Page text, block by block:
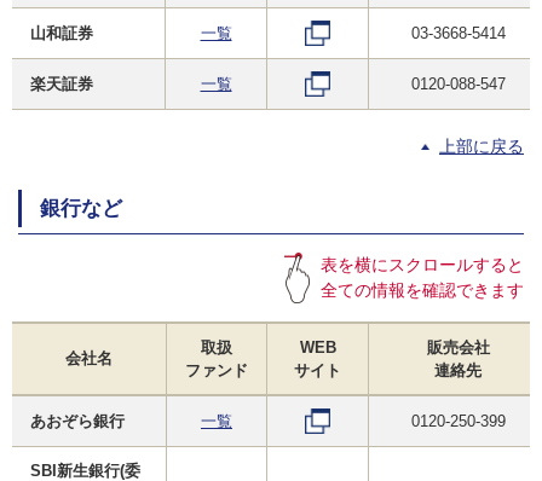
山和証券 一覧 03-3668-5414
楽天証券 一覧 0120-088-547
上部に戻る
銀行など
表を横にスクロールすると
全ての情報を確認できます
会社名
取扱
ファンド
WEB
サイト
販売会社
連絡先
あおぞら銀行 一覧 0120-250-399
SBI新生銀行(委